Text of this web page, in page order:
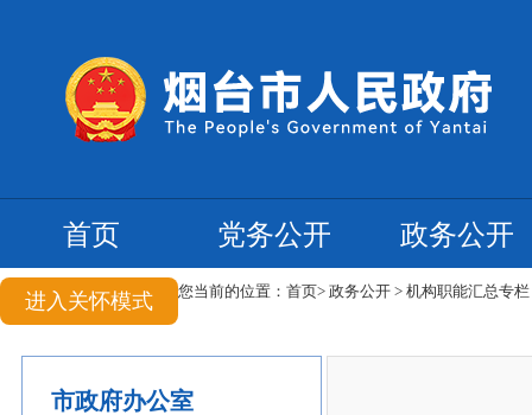
首页 党务公开 政务公开
进入关怀模式 您当前的位置： 首页> 政务公开 > 机构职能汇总专栏
市政府办公室